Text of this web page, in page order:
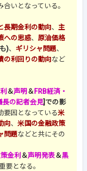
いとなっている。
長期金利の動向、 主
への思惑、 原油価格
)、 ギリシャ問題、
の利回りの動向など
＆声明 ＆ FRB経済・
長の記者会見]での影
要因となっている米
向、 米国の金融政策
問題などと共にその
金利 ＆声明発表＆黒
要となる。